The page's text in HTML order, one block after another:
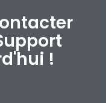
!